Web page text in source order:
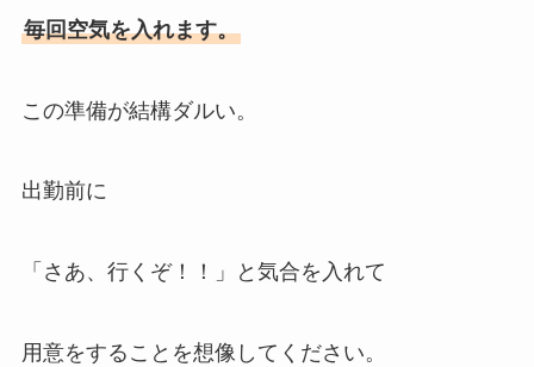
毎回空気を入れます。
この準備が結構ダルい。
出勤前に
「さあ、行くぞ！！」と気合を入れて
用意をすることを想像してください。